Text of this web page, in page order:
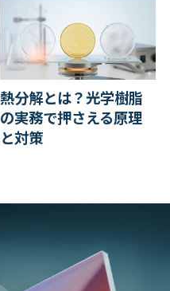
熱分解とは？光学樹脂
の実務で押さえる原理
と対策